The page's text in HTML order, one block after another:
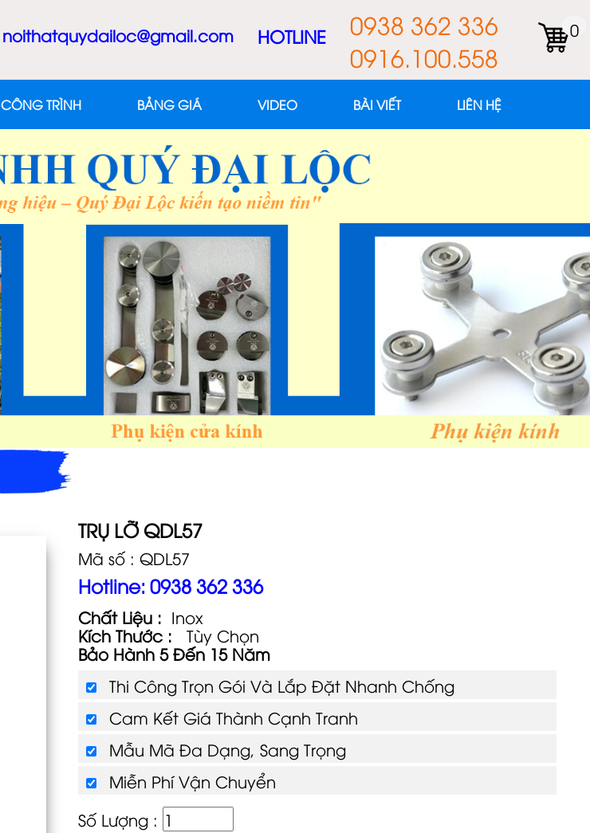
noithatquydailoc@gmail.com HOTLINE
0938 362 336
0916.100.558
0
CÔNG TRÌNH BẢNG GIÁ VIDEO BÀI VIẾT LIÊN HỆ
TRỤ LỠ QDL57
Mã số : QDL57
Hotline: 0938 362 336
Chất Liệu : Inox
Kích Thước : Tùy Chọn
Bảo Hành 5 Đến 15 Năm
Thi Công Trọn Gói Và Lắp Đặt Nhanh Chống
Cam Kết Giá Thành Cạnh Tranh
Mẫu Mã Đa Dạng, Sang Trọng
Miễn Phí Vận Chuyển
Số Lượng :